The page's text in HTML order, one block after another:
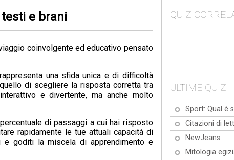
e brani
coinvolgente ed educativo pensato
una sfida unica e di difficoltà
di scegliere la risposta corretta tra
e divertente, ma anche molto
di passaggi a cui hai risposto
rapidamente le tue attuali capacità di
goditi la miscela di apprendimento e
QUIZ
ULTIME QUIZ
Sport: Qual è
Citazioni di
NewJeans
Mitologia